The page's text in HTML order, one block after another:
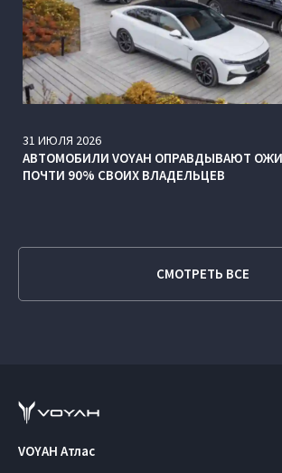
31 ИЮЛЯ 2026
АВТОМОБИЛИ VOYAH ОПРАВДЫВАЮТ
ПОЧТИ 90% СВОИХ ВЛАДЕЛЬЦЕВ
СМОТРЕТЬ ВСЕ
VOYAH Атлас